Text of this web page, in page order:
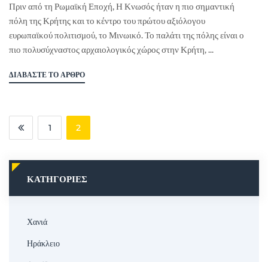
Πριν από τη Ρωμαϊκή Εποχή, Η Κνωσός ήταν η πιο σημαντική
πόλη της Κρήτης και το κέντρο του πρώτου αξιόλογου
ευρωπαϊκού πολιτισμού, το Μινωικό. Το παλάτι της πόλης είναι ο
πιο πολυσύχναστος αρχαιολογικός χώρος στην Κρήτη, ...
ΔΙΑΒΆΣΤΕ ΤΟ ΆΡΘΡΟ
1 2
ΚΑΤΗΓΟΡΊΕΣ
Χανιά
Ηράκλειο